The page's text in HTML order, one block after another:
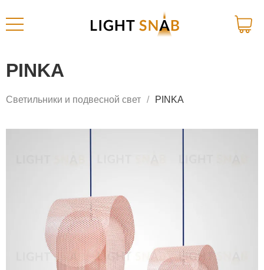
PINKA
Светильники и подвесной свет PINKA